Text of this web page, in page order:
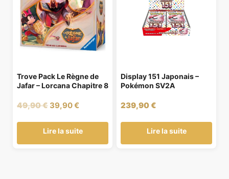
Trove Pack Le Règne de
Jafar – Lorcana Chapitre 8
49,90€ Le
initial
39,90€Le
actuel
Lire la suite
Display 151 Japonais –
Pokémon SV2A
239,90€
Lire la suite